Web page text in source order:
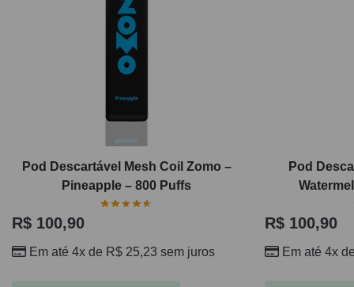
Pod Descartável Mesh Coil Zomo –
Pineapple – 800 Puffs
R$ 100,90
Em até 4x de R$ 25,23 sem juros
Pod
R$ 100,90
Em até 4x